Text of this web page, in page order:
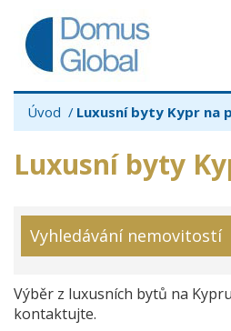
Úvod Luxusní byty Kypr na
Luxusní byty
Vyhledávání nemovitostí
Výběr z luxusních bytů na
kontaktujte.